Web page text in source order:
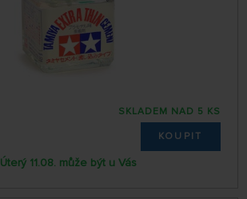
SKLADEM NAD 5 KS
KOUPIT
Úterý 11.08. může být u Vás